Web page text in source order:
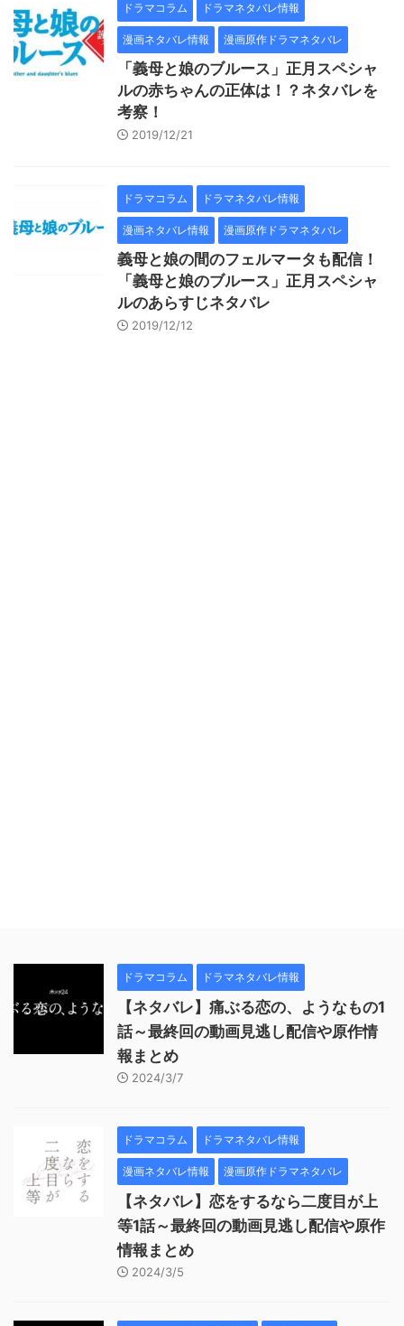
ドラマコラム ドラマネタバレ情報
漫画ネタバレ情報 漫画原作ドラマネタバレ
「義母と娘のブルース」正月スペシャ
ルの赤ちゃんの正体は！？ネタバレを
考察！
2019/12/21
ドラマコラム ドラマネタバレ情報
漫画ネタバレ情報 漫画原作ドラマネタバレ
義母と娘の間のフェルマータも配信！
「義母と娘のブルース」正月スペシャ
ルのあらすじネタバレ
2019/12/12
ドラマコラム ドラマネタバレ情報
【ネタバレ】痛ぶる恋の、ようなもの1
話～最終回の動画見逃し配信や原作情
報まとめ
2024/3/7
ドラマコラム ドラマネタバレ情報
漫画ネタバレ情報 漫画原作ドラマネタバレ
【ネタバレ】恋をするなら二度目が上
等1話～最終回の動画見逃し配信や原作
情報まとめ
2024/3/5